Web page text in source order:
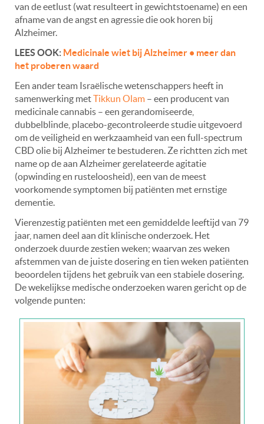
van de eetlust (wat resulteert in gewichtstoename) en een
afname van de angst en agressie die ook horen bij
Alzheimer.
LEES OOK: Medicinale wiet bij Alzheimer • meer dan
het proberen waard
Een ander team Israëlische wetenschappers heeft in
samenwerking metTikkun Olam – een producent van
medicinale cannabis – een gerandomiseerde,
dubbelblinde, placebo-gecontroleerde studie uitgevoerd
om de veiligheid en werkzaamheid van een full-spectrum
CBD olie bij Alzheimer te bestuderen. Ze richtten zich met
name op de aan Alzheimer gerelateerde agitatie
(opwinding en rusteloosheid), een van de meest
voorkomende symptomen bij patiënten met ernstige
dementie.
Vierenzestig patiënten met een gemiddelde leeftijd van 79
jaar, namen deel aan dit klinische onderzoek. Het
onderzoek duurde zestien weken; waarvan zes weken
afstemmen van de juiste dosering en tien weken patiënten
beoordelen tijdens het gebruik van een stabiele dosering.
De wekelijkse medische onderzoeken waren gericht op de
volgende punten: